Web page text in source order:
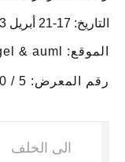
التاريخ: 17-21 أبريل 2023
الموقع: Messegel & auml؛ nde 30521 ، هانوفر
رقم المعرض: Hall 5، B60 / 5
الى الخلف